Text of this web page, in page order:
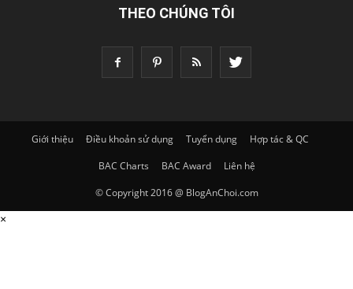
THEO CHÚNG TÔI
Giới thiệu Điều khoản sử dụng Tuyển dụng
Hợp tác & QC
BAC Charts
BAC Award
Liên hệ
© Copyright 2016 @ BlogAnChoi.com
×